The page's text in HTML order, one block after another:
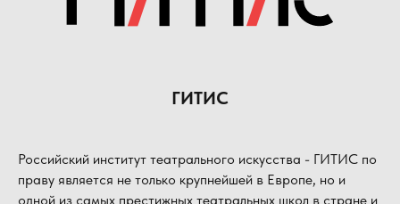
ГИТИС
Российский институт театрального искусства - ГИТИС по
праву является не только крупнейшей в Европе, но и
одной из самых престижных театральных школ в стране и